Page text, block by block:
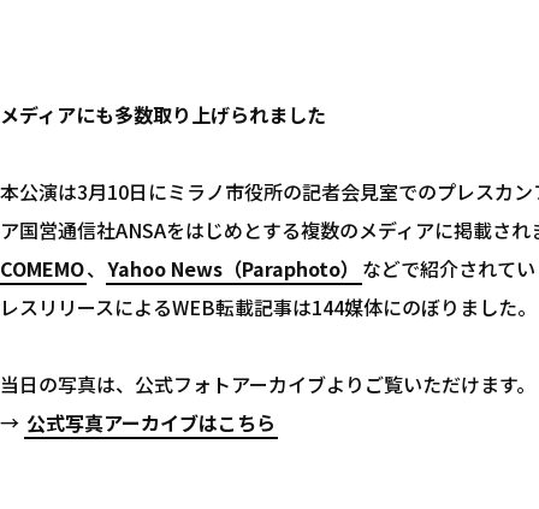
メディアにも多数取り上げられました
本公演は3月10日にミラノ市役所の記者会見室でのプレスカ
ア国営通信社ANSAをはじめとする複数のメディアに掲載さ
COMEMO、 Yahoo News（Paraphoto） などで紹介されて
レスリリースによるWEB転載記事は144媒体にのぼりました。
当日の写真は、公式フォトアーカイブよりご覧いただけます。
→ 公式写真アーカイブはこちら